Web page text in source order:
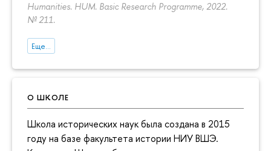
Humanities. HUM. Basic Research Programme, 2022.
№ 211.
Еще...
О ШКОЛЕ
Школа исторических наук была создана в 2015
году на базе факультета истории НИУ ВШЭ.